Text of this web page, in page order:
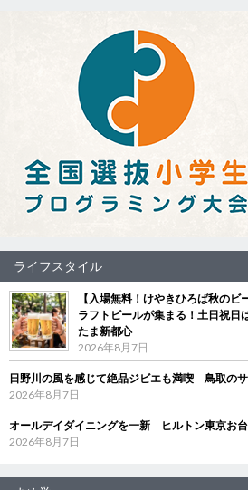
ライフスタイル
【入場無料！けやきひろば秋の
ラフトビールが集まる！土日祝日
たま新都心
2026年8月7日
日野川の風を感じて絶品ジビエも満喫 鳥取の
2026年8月7日
オールデイダイニングを一新 ヒルトン東京お
2026年8月7日